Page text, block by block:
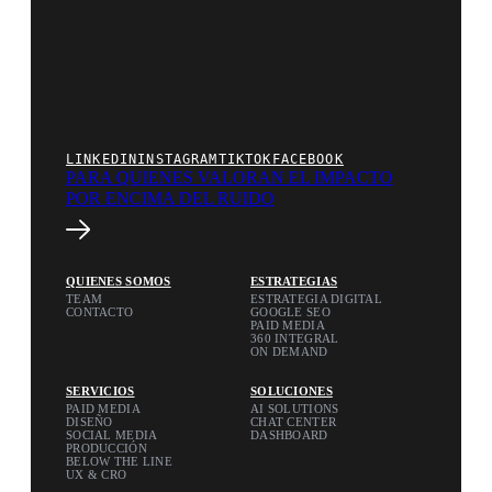
LINKEDININSTAGRAMTIKTOK FACEBOOK
PARA QUIENES VALORAN EL IMPACTO
POR ENCIMA DEL RUIDO
QUIENES SOMOS
TEAM
CONTACTO
ESTRATEGIAS
ESTRATEGIA DIGITAL
GOOGLE SEO
PAID MEDIA
360 INTEGRAL
ON DEMAND
SERVICIOS
PAID MEDIA
DISEÑO
SOCIAL MEDIA
PRODUCCIÓN
BELOW THE LINE
UX & CRO
SOLUCIONES
AI SOLUTIONS
CHAT CENTER
DASHBOARD